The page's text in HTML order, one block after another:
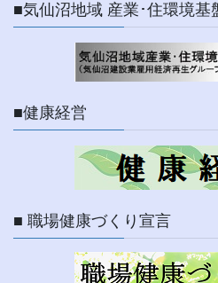
■気仙沼地域 産業･住環境基
■健康経営
■ 職場健康づくり宣言